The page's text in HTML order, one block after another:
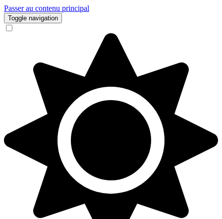
Passer au contenu principal
Toggle navigation